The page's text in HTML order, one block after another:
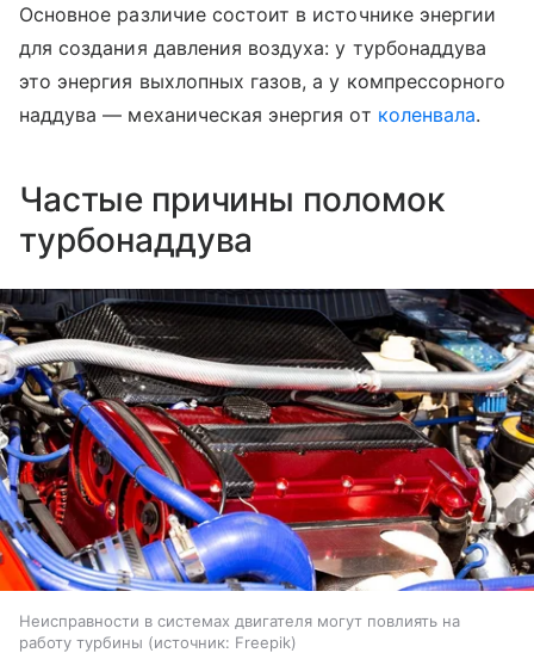
Основное различие состоит в источнике энергии
для создания давления воздуха: у турбонаддува
это энергия выхлопных газов, а у компрессорного
наддува — механическая энергия от коленвала.
Частые причины поломок
турбонаддува
Неисправности в системах двигателя могут повлиять на
работу турбины
источник: Freepik